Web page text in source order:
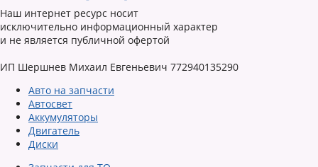
Наш интернет ресурс носит
исключительно информационный характер
и не является публичной офертой
ИП Шершнев Михаил Евгеньевич 772940135290
Авто на запчасти
Автосвет
Аккумуляторы
Двигатель
Диски